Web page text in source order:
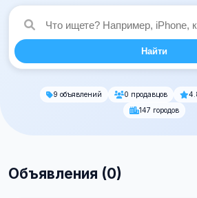
Найти
9 объявлений 0 продавцов
147 городов
Объявления (0)